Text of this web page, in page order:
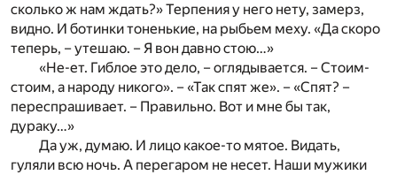
сколько ж нам ждать?» Терпения у него нету, замерз,
видно. И ботинки тоненькие, на рыбьем меху. «Да скоро
теперь, – утешаю. – Я вон давно стою…»
«Не-ет. Гиблое это дело, – оглядывается. – Стоим-
стоим, а народу никого». – «Так спят же». – «Спят? –
переспрашивает. – Правильно. Вот и мне бы так,
дураку…»
Да уж, думаю. И лицо какое-то мятое. Видать,
гуляли всю ночь. А перегаром не несет. Наши мужики